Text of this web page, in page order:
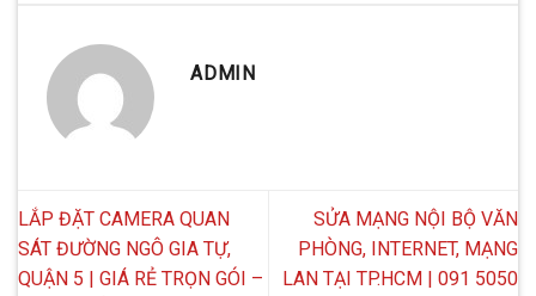
ADMIN
LẮP ĐẶT CAMERA QUAN
SÁT ĐƯỜNG NGÔ GIA TỰ,
QUẬN 5 | GIÁ RẺ TRỌN GÓI –
SỬA MẠNG NỘI BỘ VĂN
PHÒNG, INTERNET, MẠNG
LAN TẠI TP.HCM | 091 5050